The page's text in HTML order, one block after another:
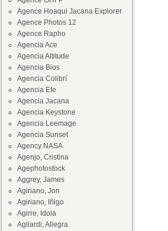
Agence Hoaqui Jacana Explorer
Agence Photos 12
Agence Rapho
Agencia Ace
Agencia Altitude
Agencia Bios
Agencia Colibrí
Agencia Efe
Agencia Jacana
Agencia Keystone
Agencia Leemage
Agencia Sunset
Agency NASA
Agenjo, Cristina
Agephotostock
Aggrey, James
Agiriano, Jon
Agiriano, Iñigo
Agirre, Idoia
Agliardi, Allegra